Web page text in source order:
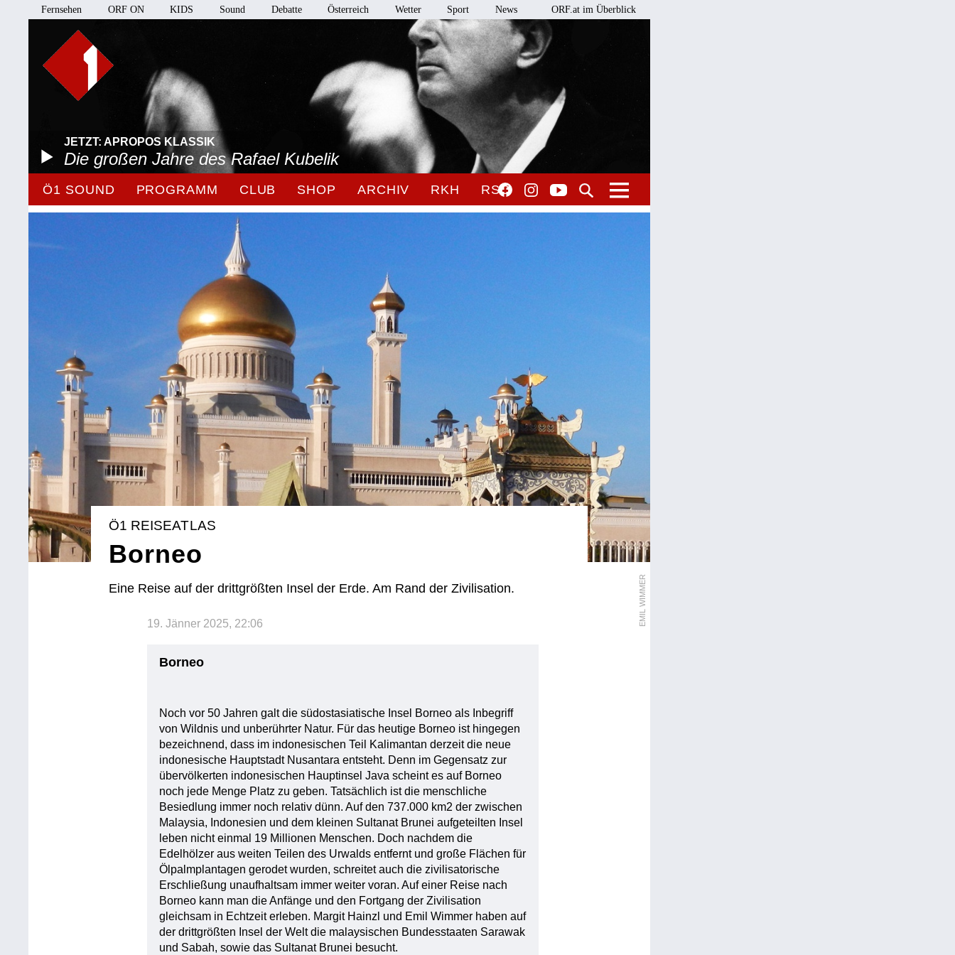
Fernsehen ORF ON KIDS Sound Debatte Österreich Wetter Sport News ORF.at im Überblick
JETZT: APROPOS KLASSIK
Die großen Jahre des Rafael Kubelik
Ö1 SOUND PROGRAMM CLUB SHOP ARCHIV RKH RSO
EMIL WIMMER
Ö1 REISEATLAS
Borneo
Eine Reise auf der drittgrößten Insel der Erde. Am Rand der Zivilisation.
19. Jänner 2025, 22:06
Borneo
Noch vor 50 Jahren galt die südostasiatische Insel Borneo als Inbegriff
von Wildnis und unberührter Natur. Für das heutige Borneo ist hingegen
bezeichnend, dass im indonesischen Teil Kalimantan derzeit die neue
indonesische Hauptstadt Nusantara entsteht. Denn im Gegensatz zur
übervölkerten indonesischen Hauptinsel Java scheint es auf Borneo
noch jede Menge Platz zu geben. Tatsächlich ist die menschliche
Besiedlung immer noch relativ dünn. Auf den 737.000 km2 der zwischen
Malaysia, Indonesien und dem kleinen Sultanat Brunei aufgeteilten Insel
leben nicht einmal 19 Millionen Menschen. Doch nachdem die
Edelhölzer aus weiten Teilen des Urwalds entfernt und große Flächen für
Ölpalmplantagen gerodet wurden, schreitet auch die zivilisatorische
Erschließung unaufhaltsam immer weiter voran. Auf einer Reise nach
Borneo kann man die Anfänge und den Fortgang der Zivilisation
gleichsam in Echtzeit erleben. Margit Hainzl und Emil Wimmer haben auf
der drittgrößten Insel der Welt die malaysischen Bundesstaaten Sarawak
und Sabah, sowie das Sultanat Brunei besucht.